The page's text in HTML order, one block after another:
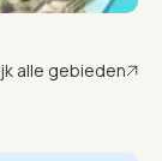
alle gebieden